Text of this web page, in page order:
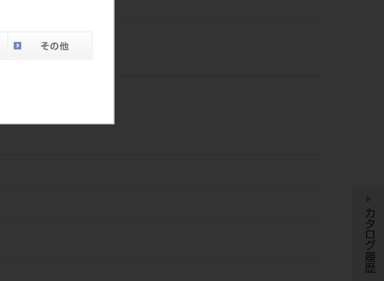
803
カタログ履歴